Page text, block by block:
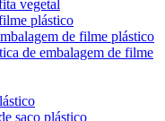
vegetal
plástico
de filme plástico
de embalagem de filme
saco plástico